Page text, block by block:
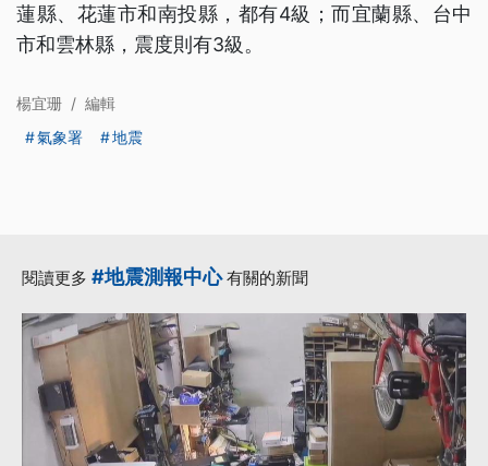
蓮縣、花蓮市和南投縣，都有4級；而宜蘭縣、台中
市和雲林縣，震度則有3級。
楊宜珊 / 編輯
氣象署
地震
閱讀更多 #地震測報中心有關的新聞